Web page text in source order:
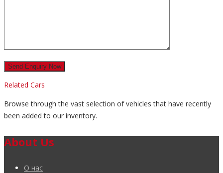
Related Cars
Browse through the vast selection of vehicles that have recently
been added to our inventory.
About Us
О нас